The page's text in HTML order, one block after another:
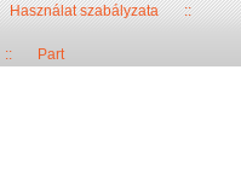
Használat szabályzata::
Part